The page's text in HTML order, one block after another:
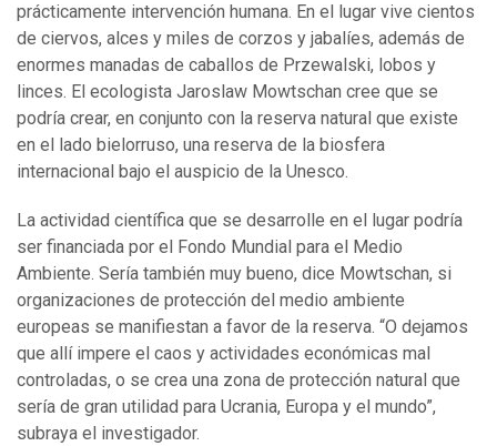
prácticamente intervención humana. En el lugar vive cientos
de ciervos, alces y miles de corzos y jabalíes, además de
enormes manadas de caballos de Przewalski, lobos y
linces. El ecologista Jaroslaw Mowtschan cree que se
podría crear, en conjunto con la reserva natural que existe
en el lado bielorruso, una reserva de la biosfera
internacional bajo el auspicio de la Unesco.
La actividad científica que se desarrolle en el lugar podría
ser financiada por el Fondo Mundial para el Medio
Ambiente. Sería también muy bueno, dice Mowtschan, si
organizaciones de protección del medio ambiente
europeas se manifiestan a favor de la reserva. “O dejamos
que allí impere el caos y actividades económicas mal
controladas, o se crea una zona de protección natural que
sería de gran utilidad para Ucrania, Europa y el mundo”,
subraya el investigador.